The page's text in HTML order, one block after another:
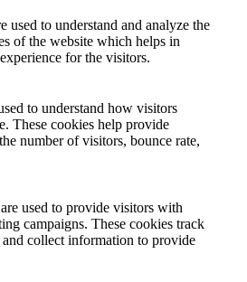
used to understand and analyze the
of the website which helps in
for the visitors.
to understand how visitors
These cookies help provide
number of visitors, bounce rate,
used to provide visitors with
campaigns. These cookies track
and collect information to provide